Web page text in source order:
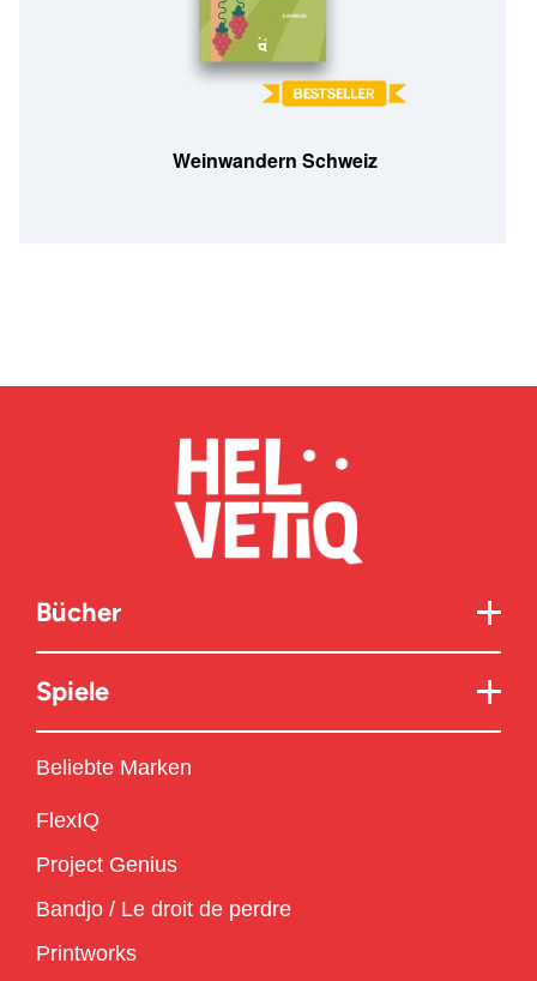
Weinwandern Schweiz
Bücher
Spiele
Beliebte Marken
FlexIQ
Project Genius
Bandjo / Le droit de perdre
Printworks